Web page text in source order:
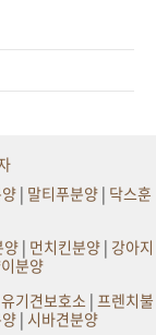
| 말티푸분양 | 닥스훈
양| 먼치킨분양| 강아지
분양
유기견보호소 | 프렌치불
| 시바견분양